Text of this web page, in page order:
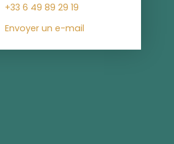
+33 6 49 89 29 19
Envoyer un e-mail